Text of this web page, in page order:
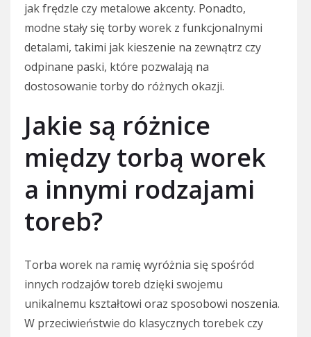
jak frędzle czy metalowe akcenty. Ponadto,
modne stały się torby worek z funkcjonalnymi
detalami, takimi jak kieszenie na zewnątrz czy
odpinane paski, które pozwalają na
dostosowanie torby do różnych okazji.
Jakie są różnice
między torbą worek
a innymi rodzajami
toreb?
Torba worek na ramię wyróżnia się spośród
innych rodzajów toreb dzięki swojemu
unikalnemu kształtowi oraz sposobowi noszenia.
W przeciwieństwie do klasycznych torebek czy